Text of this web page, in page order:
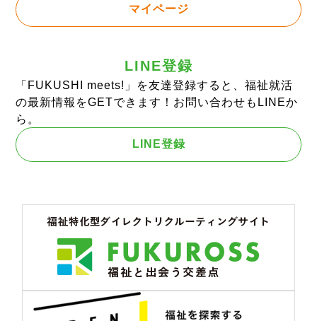
マイページ
LINE登録
「FUKUSHI meets!」を友達登録すると、福祉就活
の最新情報をGETできます！お問い合わせもLINEか
ら。
LINE登録